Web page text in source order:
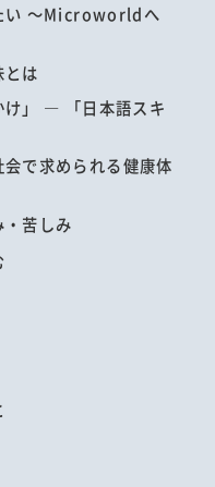
い ～Microworldへ
は
け」 ― 「日本語スキ
で求められる健康体
苦しみ